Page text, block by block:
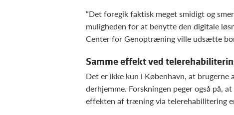
“Det foregik faktisk meget smidigt og
muligheden for at benytte den digitale
Center for Genoptræning ville udsætte
Samme effekt ved
Det er ikke kun i København, at
derhjemme. Forskningen peger også på,
effekten af træning via telerehabilitering